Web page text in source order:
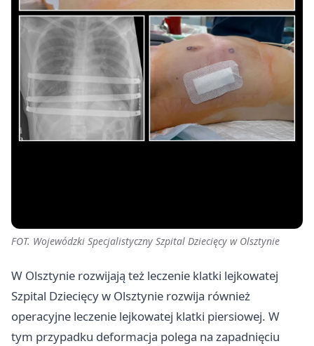
FOT. Wojewódzki Specjalistyczny Szpital Dziecięcy w Olsztynie
W Olsztynie rozwijają też leczenie klatki lejkowatej
Szpital Dziecięcy w Olsztynie rozwija również
operacyjne leczenie lejkowatej klatki piersiowej. W
tym przypadku deformacja polega na zapadnięciu